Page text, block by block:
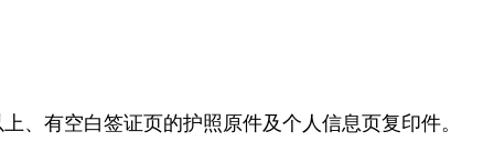
、有空白签证页的护照原件及个人信息页复印件。